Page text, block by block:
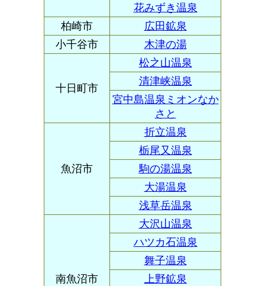
花みずき温泉
柏崎市
広田鉱泉
小千谷市
木津の湯
十日町市
松之山温泉
清津峡温泉
宮中島温泉ミオンなか
さと
魚沼市
折立温泉
栃尾又温泉
駒の湯温泉
大湯温泉
浅草岳温泉
南魚沼市
大沢山温泉
ハツカ石温泉
舞子温泉
上野鉱泉